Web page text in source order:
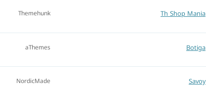
Th Shop Mania
Themehunk
Botiga
aThemes
Savoy
NordicMade